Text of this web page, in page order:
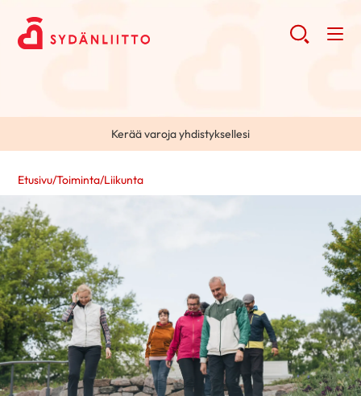
Kerää varoja yhdistyksellesi
Etusivu/Toiminta/Liikunta